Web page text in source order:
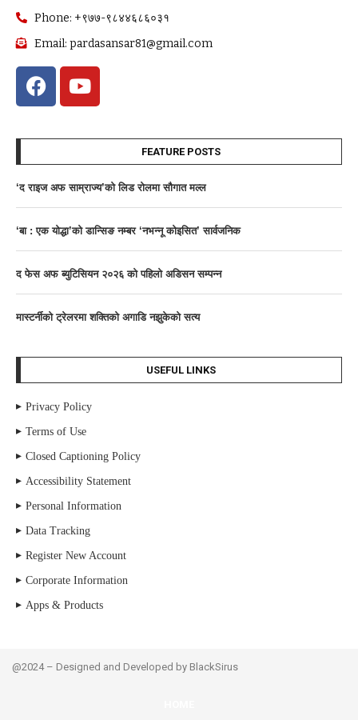
Phone: +९७७-९८४४६८६०३१
Email: pardasansar81@gmail.com
FEATURE POSTS
‘द राइज अफ साम्राज्य’काे लिड राेलमा सौगात मल्ल
‘बा : एक योद्धा’को डान्सिङ नम्बर ‘नभन्नू कोइसित’ सार्वजनिक
द फेस अफ ब्युटिसियन २०२६ काे पहिलाे अडिसन सम्पन्न
मास्टर्नीकाे ट्रेलरमा शक्तिकाे अगाडि नझुकेकाे सत्य
USEFUL LINKS
Privacy Policy
Terms of Use
Closed Captioning Policy
Accessibility Statement
Personal Information
Data Tracking
Register New Account
Corporate Information
Apps & Products
@2024 – Designed and Developed by BlackSirus